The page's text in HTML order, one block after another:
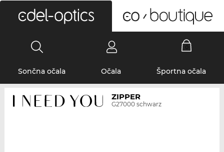
Sončna očala Očala Športna očala
ZIPPER
G27000 schwarz